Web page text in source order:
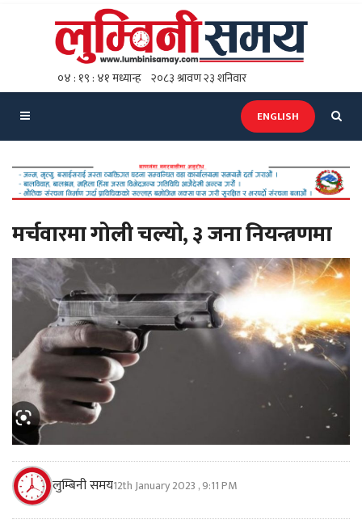
ENGLISH
मर्चवारमा गोली चल्यो, ३ जना नियन्त्रणमा
लुम्बिनी समय12th January 2023 , 9:11 PM